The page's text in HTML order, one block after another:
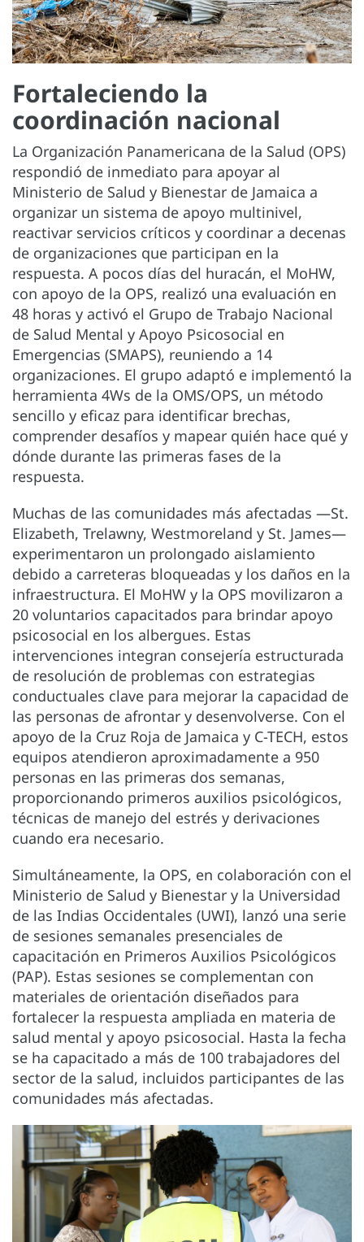
Fortaleciendo la
coordinación nacional
La Organización Panamericana de la Salud (OPS)
respondió de inmediato para apoyar al
Ministerio de Salud y Bienestar de Jamaica a
organizar un sistema de apoyo multinivel,
reactivar servicios críticos y coordinar a decenas
de organizaciones que participan en la
respuesta. A pocos días del huracán, el MoHW,
con apoyo de la OPS, realizó una evaluación en
48 horas y activó el Grupo de Trabajo Nacional
de Salud Mental y Apoyo Psicosocial en
Emergencias (SMAPS), reuniendo a 14
organizaciones. El grupo adaptó e implementó la
herramienta 4Ws de la OMS/OPS, un método
sencillo y eficaz para identificar brechas,
comprender desafíos y mapear quién hace qué y
dónde durante las primeras fases de la
respuesta.
Muchas de las comunidades más afectadas —St.
Elizabeth, Trelawny, Westmoreland y St. James—
experimentaron un prolongado aislamiento
debido a carreteras bloqueadas y los daños en la
infraestructura. El MoHW y la OPS movilizaron a
20 voluntarios capacitados para brindar apoyo
psicosocial en los albergues. Estas
intervenciones integran consejería estructurada
de resolución de problemas con estrategias
conductuales clave para mejorar la capacidad de
las personas de afrontar y desenvolverse. Con el
apoyo de la Cruz Roja de Jamaica y C-TECH, estos
equipos atendieron aproximadamente a 950
personas en las primeras dos semanas,
proporcionando primeros auxilios psicológicos,
técnicas de manejo del estrés y derivaciones
cuando era necesario.
Simultáneamente, la OPS, en colaboración con el
Ministerio de Salud y Bienestar y la Universidad
de las Indias Occidentales (UWI), lanzó una serie
de sesiones semanales presenciales de
capacitación en Primeros Auxilios Psicológicos
(PAP). Estas sesiones se complementan con
materiales de orientación diseñados para
fortalecer la respuesta ampliada en materia de
salud mental y apoyo psicosocial. Hasta la fecha
se ha capacitado a más de 100 trabajadores del
sector de la salud, incluidos participantes de las
comunidades más afectadas.